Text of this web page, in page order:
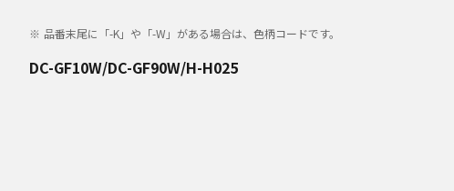
品番末尾に「-K」や「-W」がある場合は、色柄コードです。
DC-GF10W/DC-GF90W/H-H025